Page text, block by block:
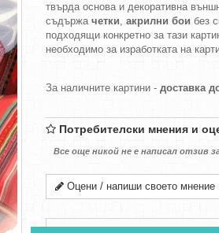
твърда основа и декоративна
съдържа четки, акрилни бои без
подходящи конкретно за тази
необходимо за изработката на
За наличните картини - доставка
Потребителски мнения и
Все още никой не е написал отзив
Оцени / напиши своето мнение